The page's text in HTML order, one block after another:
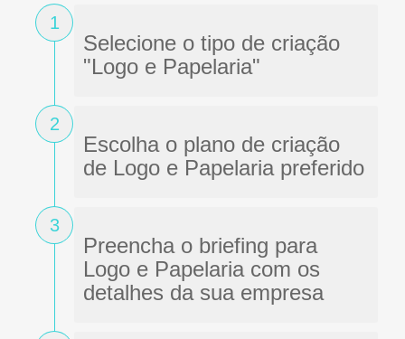
1
Selecione o tipo de criação
"Logo e Papelaria"
2
Escolha o plano de criação
de Logo e Papelaria preferido
3
Preencha o briefing para
Logo e Papelaria com os
detalhes da sua empresa